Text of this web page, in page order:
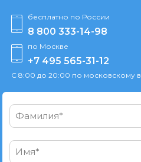
бесплатно по России
8 800 333-14-98
по Москве
+7 495 565-31-12
С 8:00 до 20:00 по московскому
Фамилия*
Имя*